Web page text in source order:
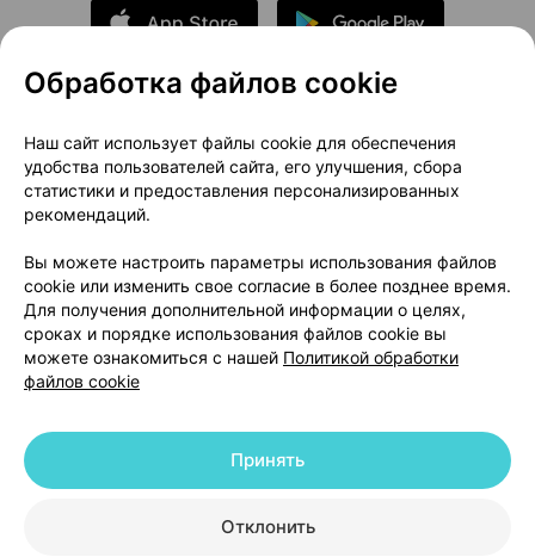
О проекте
Новости проекта
Размещение рекламы
Медицинский маркетинг
Публичный договор
Доставка
Способы оплаты
Вакансии
Партнеры
Написать руководителю 103.by
Написать в поддержку
Персональные настройки Cookie
© 2026 ООО «Артокс Лаб», УНП 191700409 | 220012, Республика Беларусь,
+375 291212755
Обработка файлов cookie
Наш сайт использует файлы cookie для обеспечения
удобства пользователей сайта, его улучшения, сбора
статистики и предоставления персонализированных
рекомендаций.
Вы можете настроить параметры использования файлов
cookie или изменить свое согласие в более позднее время.
Для получения дополнительной информации о целях,
сроках и порядке использования файлов cookie вы
можете ознакомиться с нашей Политикой обработки
файлов cookie
Отклонить
Принять